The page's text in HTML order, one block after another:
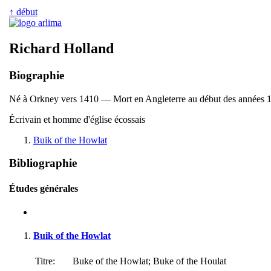
↑ début
Richard Holland
Biographie
Né à Orkney vers 1410 — Mort en Angleterre au début des années
Écrivain et homme d'église écossais
Buik of the Howlat
Bibliographie
Études générales
Buik of the Howlat
Titre:
Buke of the Howlat; Buke of the Houlat